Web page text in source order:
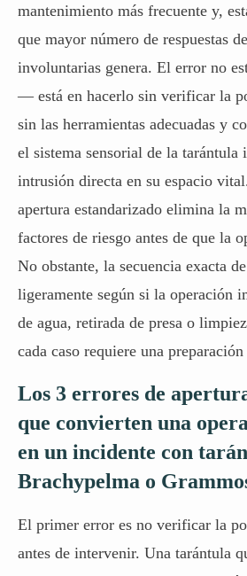
mantenimiento más frecuente y,
que mayor número de respuestas
involuntarias genera. El error no
— está en hacerlo sin verificar la
sin las herramientas adecuadas y
el sistema sensorial de la tarántula
intrusión directa en su espacio
apertura estandarizado elimina la
factores de riesgo antes de que la
No obstante, la secuencia exacta
ligeramente según si la operación
de agua, retirada de presa o
cada caso requiere una
Los 3 errores de
que convierten una
en un incidente con
Brachypelma o
El primer error es no verificar la
antes de intervenir. Una tarántula